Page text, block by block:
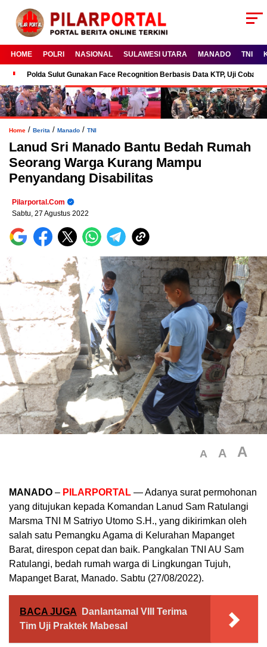
HOME POLRI NASIONAL SULAWESI UTARA MANADO TNI
Polda Sulut Gunakan Face Recognition Berbasis Data KTP, Uji Coba
Home / Berita / Manado / TNI
Lanud Sri Manado Bantu Bedah Rumah
Seorang Warga Kurang Mampu
Penyandang Disabilitas
Pilarportal.com
Sabtu, 27 Agustus 2022
A A A
MANADO – PILARPORTAL — Adanya surat permohonan
yang ditujukan kepada Komandan Lanud Sam Ratulangi
Marsma TNI M Satriyo Utomo S.H., yang dikirimkan oleh
salah satu Pemangku Agama di Kelurahan Mapanget
Barat, direspon cepat dan baik. Pangkalan TNI AU Sam
Ratulangi, bedah rumah warga di Lingkungan Tujuh,
Mapanget Barat, Manado. Sabtu (27/08/2022).
BACA JUGA
Danlantamal VIII Terima
Tim Uji Praktek Mabesal